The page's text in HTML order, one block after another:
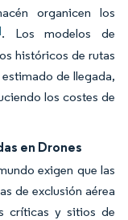
organicen los
. Los modelos de
históricos de rutas
de llegada,
los costes de
en Drones
exigen que las
de exclusión aérea
críticas y sitios de